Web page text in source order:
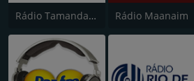
Rádio Tamandaré Rádio Maanaim